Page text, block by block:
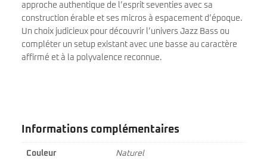
approche authentique de l’esprit seventies avec sa
construction érable et ses micros à espacement d’époque.
Un choix judicieux pour découvrir l’univers Jazz Bass ou
compléter un setup existant avec une basse au caractère
affirmé et à la polyvalence reconnue.
Informations complémentaires
Couleur Naturel